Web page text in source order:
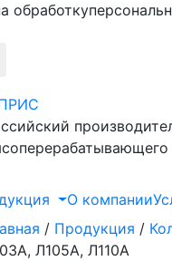
обработку
О компании
/ Продукция /
Л105А, Л110А